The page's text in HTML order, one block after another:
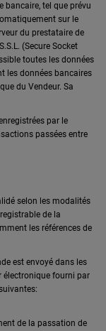
bancaire, tel que prévu
sur le
du prestataire de
(Secure Socket
toutes les données
les données bancaires
du Vendeur. Sa
par le
passées entre
selon les modalités
de la
les références de
est envoyé dans les
électronique fourni par
de la passation de